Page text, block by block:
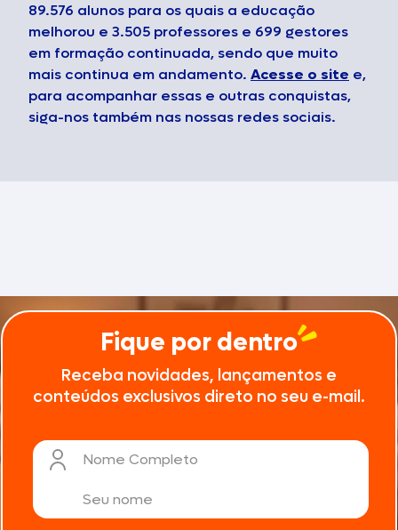
89.576 alunos para os quais a educação
melhorou e 3.505 professores e 699 gestores
em formação continuada, sendo que muito
mais continua em andamento. Acesse o site e,
para acompanhar essas e outras conquistas,
siga-nos também nas nossas redes sociais.
Fique por dentro
Receba novidades, lançamentos e
conteúdos exclusivos direto no seu e-mail.
Nome Completo